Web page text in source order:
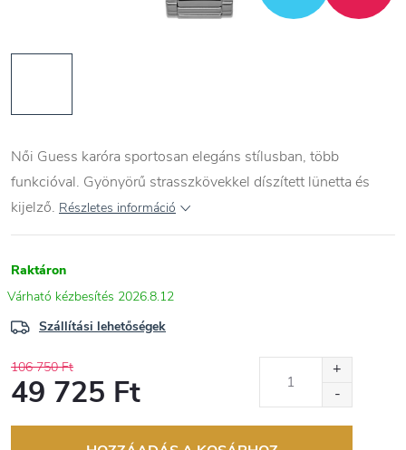
Női Guess karóra sportosan elegáns stílusban, több
funkcióval. Gyönyörű strasszkövekkel díszített lünetta és
kijelző. Részletes információ
Raktáron
2026.8.12
Szállítási lehetőségek
106 750 Ft
49 725 Ft